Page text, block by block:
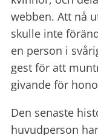
webben. Att nå
skulle inte
en person i
gest för att
givande för
Den senaste
huvudperson